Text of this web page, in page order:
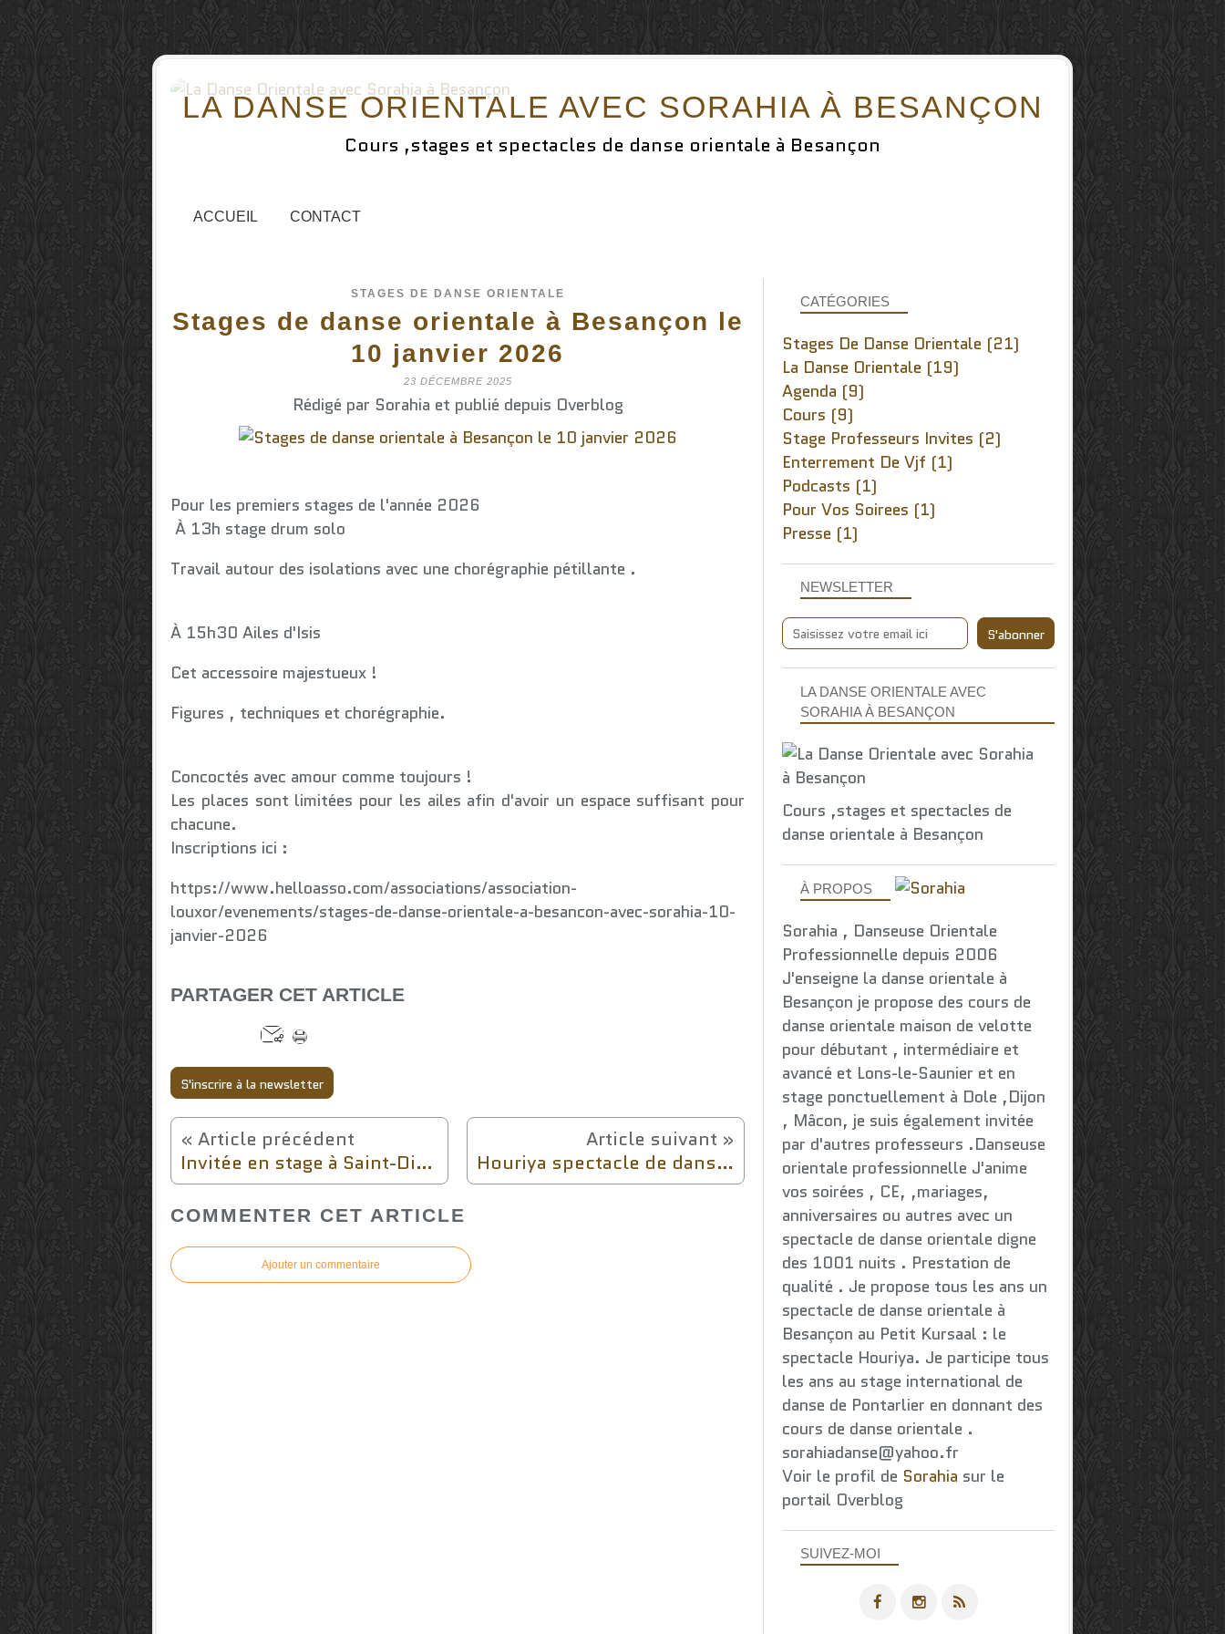
LA DANSE ORIENTALE AVEC SORAHIA À BESANÇON
Cours ,stages et spectacles de danse orientale à Besançon
ACCUEIL CONTACT
STAGES DE DANSE ORIENTALE
Stages de danse orientale à Besançon le
10 janvier 2026
23 DÉCEMBRE 2025
Rédigé par Sorahia et publié depuis Overblog
Pour les premiers stages de l'année 2026
À 13h stage drum solo
Travail autour des isolations avec une chorégraphie pétillante .
À 15h30 Ailes d'Isis
Cet accessoire majestueux !
Figures , techniques et chorégraphie.
Concoctés avec amour comme toujours !
Les places sont limitées pour les ailes afin d'avoir un espace suffisant pour
chacune.
Inscriptions ici :
https://www.helloasso.com/associations/association-
louxor/evenements/stages-de-danse-orientale-a-besancon-avec-sorahia-10-
janvier-2026
PARTAGER CET ARTICLE
S'inscrire à la newsletter
Invitée en stage à Saint-Dié-des-Vosges le 18 janvier 2026 au Studio Brigitte Nicole Houriya spectacle de danses orientales 5 avril 2026 Petit Kursaal de Besançon à 18h
COMMENTER CET ARTICLE
Ajouter un commentaire
NEWSLETTER
SUIVEZ-MOI
LA DANSE ORIENTALE AVEC
SORAHIA À BESANÇON
Cours ,stages et spectacles de
danse orientale à Besançon
À PROPOS
Sorahia , Danseuse Orientale
Professionnelle depuis 2006
J'enseigne la danse orientale à
Besançon je propose des cours de
danse orientale maison de velotte
pour débutant , intermédiaire et
avancé et Lons-le-Saunier et en
stage ponctuellement à Dole ,Dijon
, Mâcon, je suis également invitée
par d'autres professeurs .Danseuse
orientale professionnelle J'anime
vos soirées , CE, ,mariages,
anniversaires ou autres avec un
spectacle de danse orientale digne
des 1001 nuits . Prestation de
qualité . Je propose tous les ans un
spectacle de danse orientale à
Besançon au Petit Kursaal : le
spectacle Houriya. Je participe tous
les ans au stage international de
danse de Pontarlier en donnant des
cours de danse orientale .
sorahiadanse@yahoo.fr
Voir le profil de Sorahia sur le
portail Overblog
CATÉGORIES
Stages De Danse Orientale (21)
La Danse Orientale (19)
Agenda (9)
Cours (9)
Stage Professeurs Invites (2)
Enterrement De Vjf (1)
Podcasts (1)
Pour Vos Soirees (1)
Presse (1)